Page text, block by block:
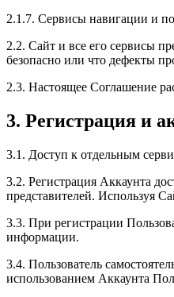
2.1.7. Сервисы навигации и
2.2. Сайт и все его сервисы
безопасно или что дефекты
2.3. Настоящее Соглашение
3. Регистрация и
3.1. Доступ к отдельным
3.2. Регистрация Аккаунта
представителей. Используя
3.3. При регистрации
информации.
3.4. Пользователь
использованием Аккаунта